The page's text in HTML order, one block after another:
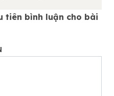
tiên bình luận cho bài